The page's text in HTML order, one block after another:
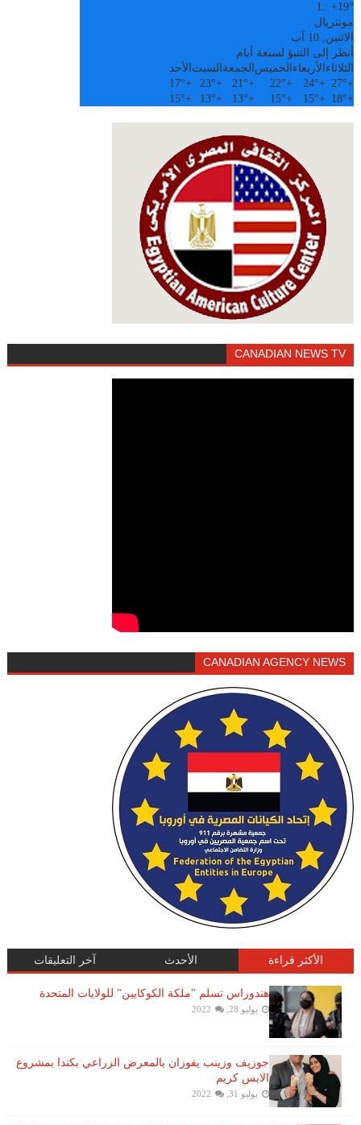
L:+19°
مونتريال
الاثنين, 10 آب
أنظر إلى التنبؤ لسبعة أيام
الثلاثاء الأربعاء الخميس الجمعة السبت الأحد
+
27°
+
24°
+
22°
+
21°
+
23°
+
17°
+
18°
+
15°
+
15°
+
13°
+
13°
+
15°
CANADIAN NEWS TV
CANADIAN AGENCY NEWS
الأكثر قراءة الأحدث آخر التعليقات
هندوراس تسلم "ملكة الكوكايين" للولايات المتحدة
يوليو 28, 2022
جوزيف وزينب يفوزان بالمعرض الزراعي بكندا بمشروع
الايس كريم
يوليو 31, 2022